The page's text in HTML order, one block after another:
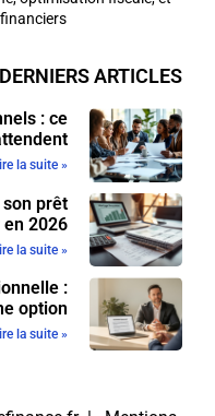
DERNIERS ARTICLES
: ce
la suite »
prêt
2026
la suite »
:
option
la suite »